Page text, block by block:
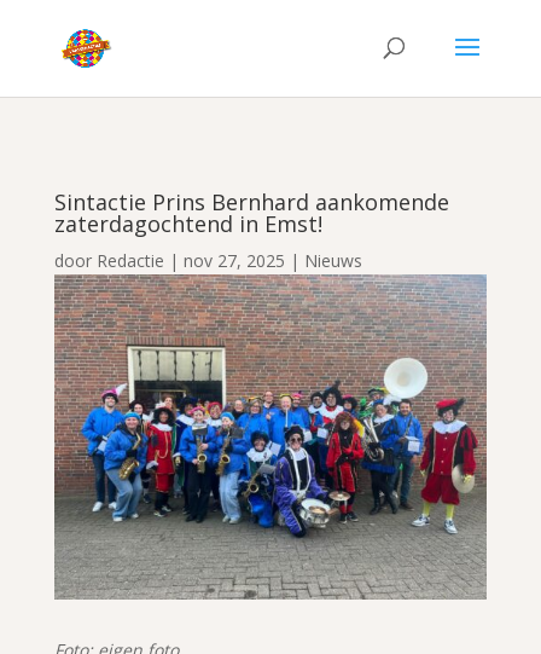
Sintactie Prins Bernhard aankomende
zaterdagochtend in Emst!
door Redactie | nov 27, 2025 | Nieuws